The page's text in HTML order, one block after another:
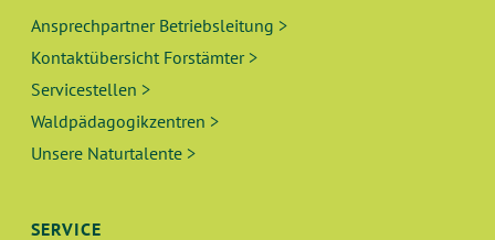
Ansprechpartner Betriebsleitung >
Kontaktübersicht Forstämter >
Servicestellen >
Waldpädagogikzentren >
Unsere Naturtalente >
SERVICE